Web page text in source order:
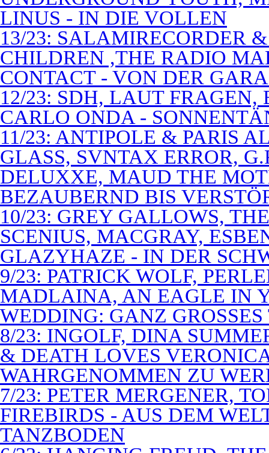
LINUS - IN DIE VOLLEN
13/23: SALAMIRECORDER
CHILDREN ,THE RADIO
CONTACT - VON DER
12/23: SDH, LAUT
CARLO ONDA -
11/23: ANTIPOLE & PARIS
GLASS, SVNTAX ERROR,
DELUXXE, MAUD THE
BEZAUBERND BIS
10/23: GREY GALLOWS,
SCENIUS, MACGRAY,
GLAZYHAZE - IN DER
9/23: PATRICK WOLF,
MADLAINA, AN EAGLE IN
WEDDING: GANZ
8/23: INGOLF, DINA
& DEATH LOVES
WAHRGENOMMEN ZU
7/23: PETER MERGENER,
FIREBIRDS - AUS DEM
TANZBODEN